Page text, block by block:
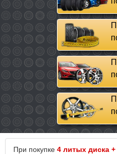
При покупке 4 литых диска